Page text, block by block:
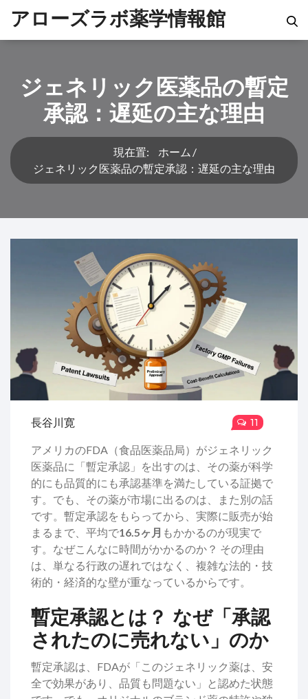
アローズラボ薬学情報館
ジェネリック医薬品の暫定
承認：遅延の主な理由
現在置:
ホーム
ジェネリック医薬品の暫定承認：遅延の主な理由
長谷川寛 11
アメリカのFDA（食品医薬品局）がジェネリック
医薬品に「暫定承認」を出すのは、その薬が科学
的にも品質的にも承認基準を満たしている証拠で
す。でも、その薬が市場に出るのは、また別の話
です。暫定承認をもらってから、実際に販売が始
まるまで、平均で16.5ヶ月 もかかるのが現実で
す。なぜこんなに時間がかかるのか？ その理由
は、単なる行政の遅れではなく、複雑な法的・技
術的・経済的な壁が重なっているからです。
暫定承認とは？ なぜ「承認
されたのに売れない」のか
暫定承認は、FDAが「このジェネリック薬は、安
全で効果があり、品質も問題ない」と認めた状態